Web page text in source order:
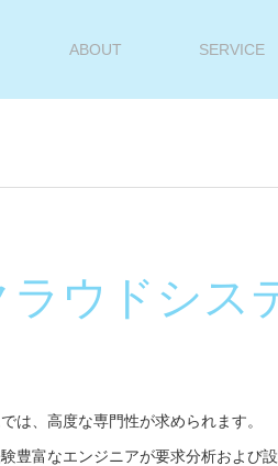
ABOUT SERVICE
ラウドシス
は、高度な専門性が求められます。
豊富なエンジニアが要求分析およ